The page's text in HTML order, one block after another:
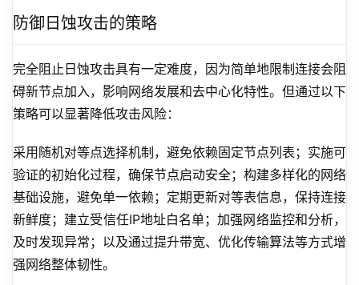
防御日蚀攻击的策略
完全阻止日蚀攻击具有一定难度，因为简单地限制连接会阻
碍新节点加入，影响网络发展和去中心化特性。但通过以下
策略可以显著降低攻击风险：
采用随机对等点选择机制，避免依赖固定节点列表；实施可
验证的初始化过程，确保节点启动安全；构建多样化的网络
基础设施，避免单一依赖；定期更新对等表信息，保持连接
新鲜度；建立受信任IP地址白名单；加强网络监控和分析，
及时发现异常；以及通过提升带宽、优化传输算法等方式增
强网络整体韧性。